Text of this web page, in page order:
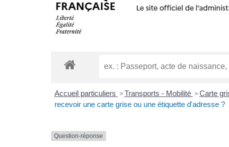
Accueil particuliers > Transports - Mobilité > Carte
recevoir une carte grise ou une étiquette d'adresse ?
Question-réponse